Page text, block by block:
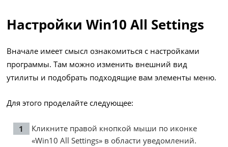
Настройки Win10 All Settings
Вначале имеет смысл ознакомиться с настройками
программы. Там можно изменить внешний вид
утилиты и подобрать подходящие вам элементы меню.
Для этого проделайте следующее:
Кликните правой кнопкой мыши по иконке
«Win10 All Settings» в области уведомлений.